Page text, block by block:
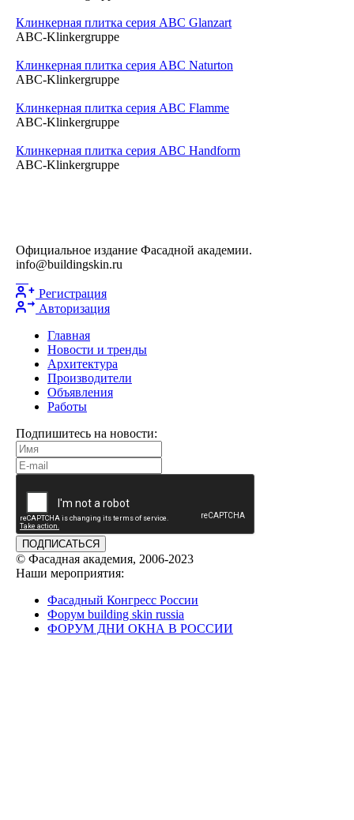
Клинкерная плитка серия ABC Glanzart
ABC-Klinkergruppe
Клинкерная плитка серия ABC Naturton
ABC-Klinkergruppe
Клинкерная плитка серия ABC Flamme
ABC-Klinkergruppe
Клинкерная плитка серия ABC Handform
ABC-Klinkergruppe
Официальное издание Фасадной академии.
info@buildingskin.ru
Регистрация
Авторизация
Главная
Новости и тренды
Архитектура
Производители
Объявления
Работы
Подпишитесь на новости:
ПОДПИСАТЬСЯ
© Фасадная академия, 2006-2023
Наши мероприятия:
Фасадный Конгресс России
Форум building skin russia
ФОРУМ ДНИ ОКНА В РОССИИ